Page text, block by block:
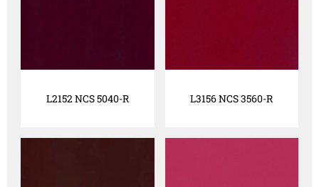
L2152 NCS 5040-R L3156 NCS 3560-R